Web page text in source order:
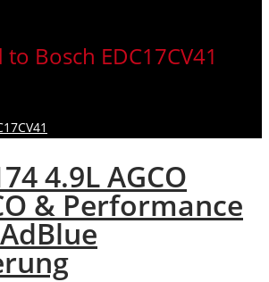
Bosch EDC17CV41
4.9L AGCO
& Performance